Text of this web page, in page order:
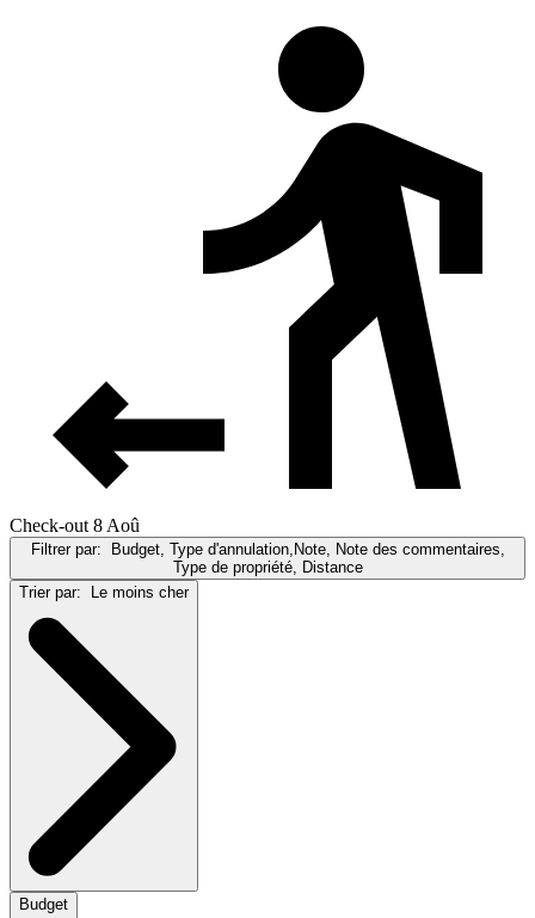
Check-out 8 Aoû
Filtrer par:
Budget, Type d'annulation,Note, Note des commentaires,
Type de propriété, Distance
Trier par:
Le moins cher
Budget